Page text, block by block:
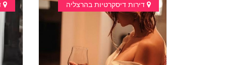
דירות דיסקרטיות בהרצליה